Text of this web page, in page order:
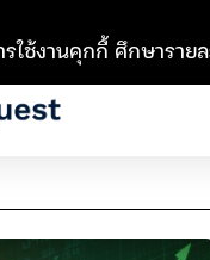
ใช้งานคุกกี้ ศึกษาราย